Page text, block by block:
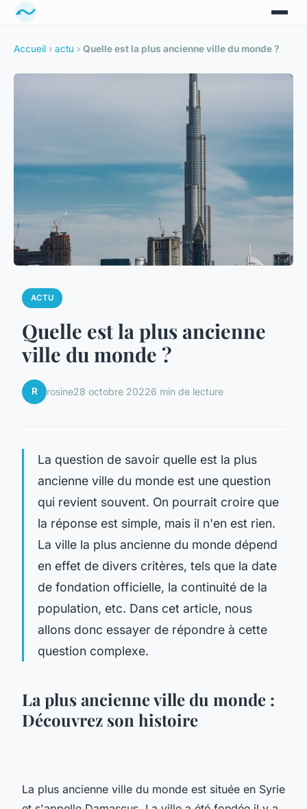
Accueil › actu › Quelle est la plus ancienne ville du monde ?
ACTU
Quelle est la plus ancienne
ville du monde ?
R rosine28 octobre 20226 min de lecture
La question de savoir quelle est la plus
ancienne ville du monde est une question
qui revient souvent. On pourrait croire que
la réponse est simple, mais il n'en est rien.
La ville la plus ancienne du monde dépend
en effet de divers critères, tels que la date
de fondation officielle, la continuité de la
population, etc. Dans cet article, nous
allons donc essayer de répondre à cette
question complexe.
La plus ancienne ville du monde :
Découvrez son histoire
La plus ancienne ville du monde est située en Syrie